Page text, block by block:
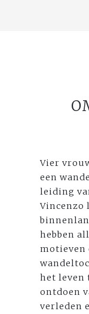
Vier
een
leiding
Vincenzo
hebben
motieven
het leven
ontdoen
verleden